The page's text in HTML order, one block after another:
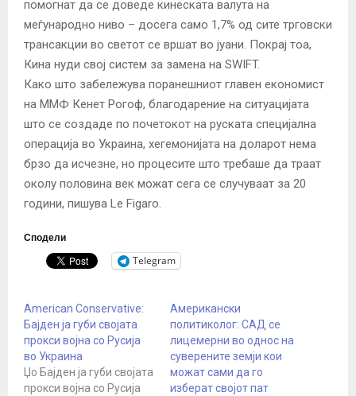
помогнат да се доведе кинеската валута на
меѓународно ниво – досега само 1,7% од сите трговски
трансакции во светот се вршат во јуани. Покрај тоа,
Кина нуди свој систем за замена на SWIFT.
Како што забележува поранешниот главен економист
на ММФ Кенет Рогоф, благодарение на ситуацијата
што се создаде по почетокот на руската специјална
операција во Украина, хегемонијата на доларот нема
брзо да исчезне, но процесите што требаше да траат
околу половина век можат сега се случуваат за 20
години, пишува Le Figaro.
Сподели
Telegram
American Conservative:
Бајден ја губи својата
прокси војна со Русија
во Украина
Џо Бајден ја губи својата
прокси војна со Русија
Американски
политиколог: САД се
лицемерни во однос на
суверените земји кои
можат сами да го
изберат својот пат